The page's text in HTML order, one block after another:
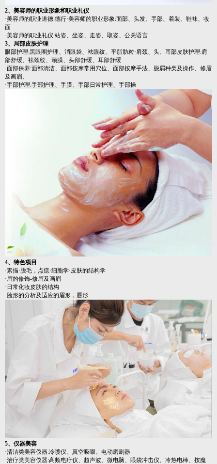
2、美容师的职业形象和职业礼仪
·美容师的职业道德:德行·美容师的职业形象:面部、头发、手部、着装、鞋袜、妆
面
·美容师的职业礼仪:站姿、坐姿、走姿、取姿、公关语言
3、局部皮肤护理
眼部护理:黑眼圈护理、消眼袋、袪眼纹、平脂肪粒·肩颈、头、耳部皮肤护理:肩
部舒缓、袪颈纹、颈膜、头部舒缓、耳部舒缓
·面部保养:面部清洁、面部按摩常用穴位、面部按摩手法、脱屑种类及操作、修眉
及画眉、
·手部护理:手部护理、手膜、手部日常护理、手部操
4、特色项目
·素描·脱毛，点痣·细胞学·皮肤的结构学
·眉的修饰-修眉及画眉
·日常化妆皮肤的结构
·脸形的分析及适应的眉形，唇形
5、仪器美容
·清洁类美容仪器:冷喷仪、真空吸啜、电动磨刷器
·治疗类美容仪器:高频电疗仪、超声波、微电脑、眼袋冲击仪、冷热电棒、按魔